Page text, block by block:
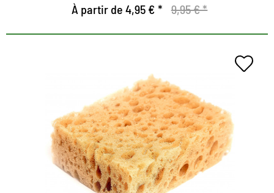
À partir de 4,95 € * 9,95 € *
Éponge
Pour le nettoyage de l'humidité de toutes les
chaussures, des bottes et des matériaux
Assistant pratique pendant le nettoyage et les soins